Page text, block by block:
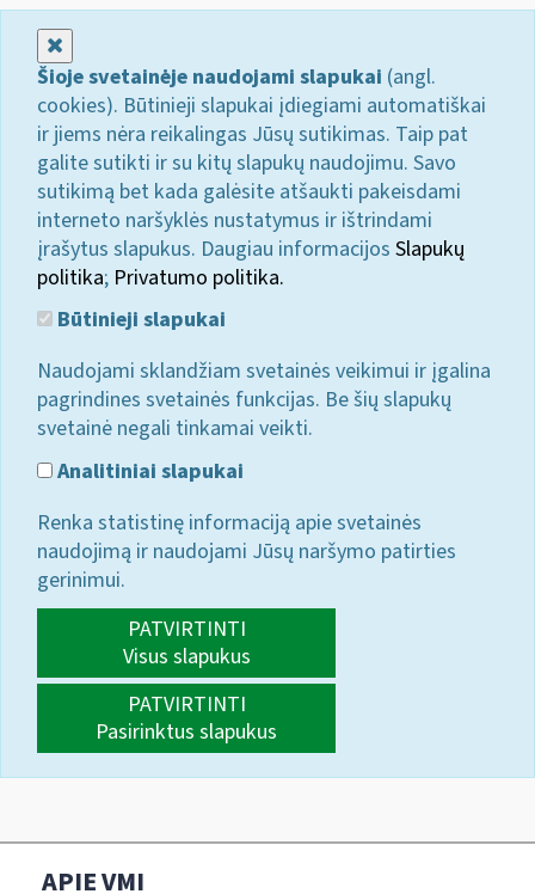
Šioje svetainėje naudojami slapukai (angl.
cookies). Būtinieji slapukai įdiegiami automatiškai
ir jiems nėra reikalingas Jūsų sutikimas. Taip pat
galite sutikti ir su kitų slapukų naudojimu. Savo
sutikimą bet kada galėsite atšaukti pakeisdami
interneto naršyklės nustatymus ir ištrindami
įrašytus slapukus. Daugiau informacijos Slapukų
politika; Privatumo politika.
Būtinieji slapukai
Naudojami sklandžiam svetainės veikimui ir įgalina
pagrindines svetainės funkcijas. Be šių slapukų
svetainė negali tinkamai veikti.
Analitiniai slapukai
Renka statistinę informaciją apie svetainės
naudojimą ir naudojami Jūsų naršymo patirties
gerinimui.
PATVIRTINTI
Visus slapukus
PATVIRTINTI
Pasirinktus slapukus
APIE VMI